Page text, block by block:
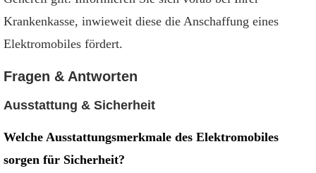
Krankenkasse, inwieweit diese die Anschaffung eines
Elektromobiles fördert.
Fragen & Antworten
Ausstattung & Sicherheit
Welche Ausstattungsmerkmale des Elektromobiles
sorgen für Sicherheit?